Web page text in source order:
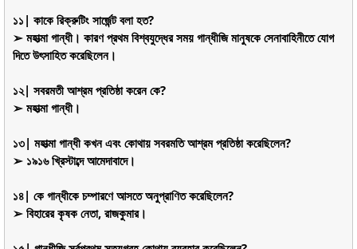
১১| কাকে রিক্রুটিং সার্জেন্ট বলা হত?
➢ মহাত্মা গান্ধী। কারণ প্রথম বিশ্বযুদ্ধের সময় গান্ধীজি মানুষকে সেনাবাহিনীতে যোগ
দিতে উৎসাহিত করেছিলেন।
১২| সবরমতী আশ্রম প্রতিষ্ঠা করেন কে?
➢ মহাত্মা গান্ধী।
১৩| মহাত্মা গান্ধী কখন এবং কোথায় সবরমতি আশ্রম প্রতিষ্ঠা করেছিলেন?
➢ ১৯১৬ খ্রিস্টাব্দে আমেদাবাদে।
১৪| কে গান্ধীকে চম্পারণে আসতে অনুপ্রাণিত করেছিলেন?
➢ বিহারের কৃষক নেতা, রাজকুমার।